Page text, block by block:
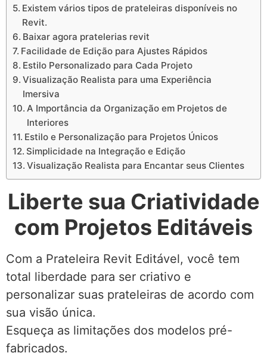
Existem vários tipos de prateleiras disponíveis no
Revit.
Baixar agora pratelerias revit
Facilidade de Edição para Ajustes Rápidos
Estilo Personalizado para Cada Projeto
Visualização Realista para uma Experiência
Imersiva
A Importância da Organização em Projetos de
Interiores
Estilo e Personalização para Projetos Únicos
Simplicidade na Integração e Edição
Visualização Realista para Encantar seus Clientes
Liberte sua Criatividade
com Projetos Editáveis
Com a Prateleira Revit Editável, você tem
total liberdade para ser criativo e
personalizar suas prateleiras de acordo com
sua visão única.
Esqueça as limitações dos modelos pré-
fabricados.